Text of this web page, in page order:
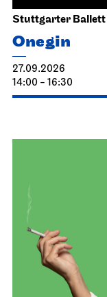
Stuttgarter Ballett
Onegin
27.09.2026
14:00 - 16:30